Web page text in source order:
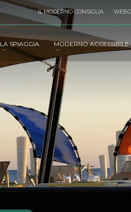
IL MODERNO CONSIGLIA
LA SPIAGGIA MODERNO ACCESSIBILE